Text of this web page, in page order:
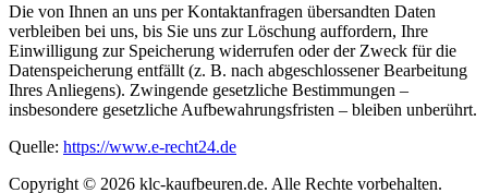
Die von Ihnen an uns per Kontaktanfragen übersandten Daten
verbleiben bei uns, bis Sie uns zur Löschung auffordern, Ihre
Einwilligung zur Speicherung widerrufen oder der Zweck für die
Datenspeicherung entfällt (z. B. nach abgeschlossener Bearbeitung
Ihres Anliegens). Zwingende gesetzliche Bestimmungen –
insbesondere gesetzliche Aufbewahrungsfristen – bleiben unberührt.
Quelle: https://www.e-recht24.de
Copyright © 2026 klc-kaufbeuren.de. Alle Rechte vorbehalten.